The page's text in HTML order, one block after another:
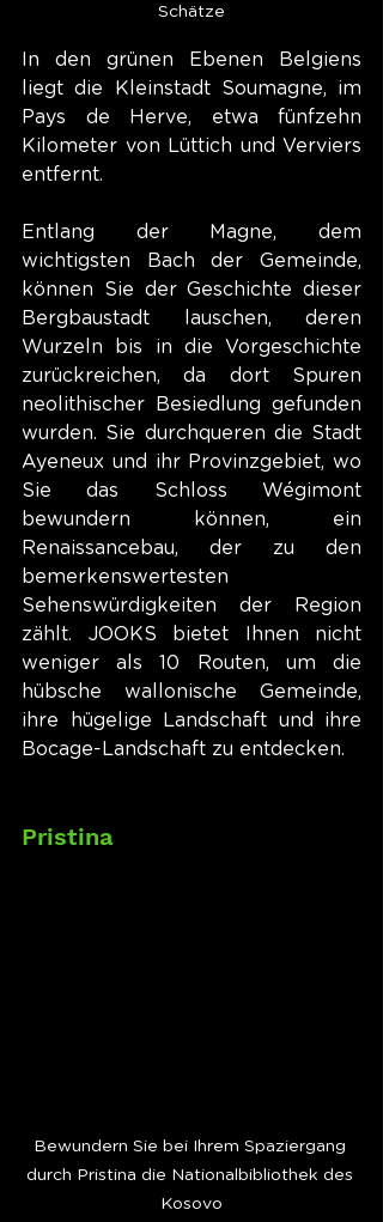
Schätze
In den grünen Ebenen Belgiens
liegt die Kleinstadt Soumagne, im
Pays de Herve, etwa fünfzehn
Kilometer von Lüttich und Verviers
entfernt.
Entlang der Magne, dem
wichtigsten Bach der Gemeinde,
können Sie der Geschichte dieser
Bergbaustadt lauschen, deren
Wurzeln bis in die Vorgeschichte
zurückreichen, da dort Spuren
neolithischer Besiedlung gefunden
wurden. Sie durchqueren die Stadt
Ayeneux und ihr Provinzgebiet, wo
Sie das Schloss Wégimont
bewundern können, ein
Renaissancebau, der zu den
bemerkenswertesten
Sehenswürdigkeiten der Region
zählt. JOOKS bietet Ihnen nicht
weniger als 10 Routen, um die
hübsche wallonische Gemeinde,
ihre hügelige Landschaft und ihre
Bocage-Landschaft zu entdecken.
Pristina
Bewundern Sie bei Ihrem Spaziergang
durch Pristina die Nationalbibliothek des
Kosovo